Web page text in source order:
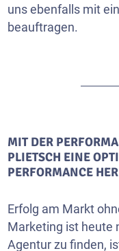
uns ebenfalls mit
beauftragen.
MIT DER
PLIETSCH EINE
PERFORMANCE
Erfolg am Markt
Marketing ist heute
Agentur zu finden,